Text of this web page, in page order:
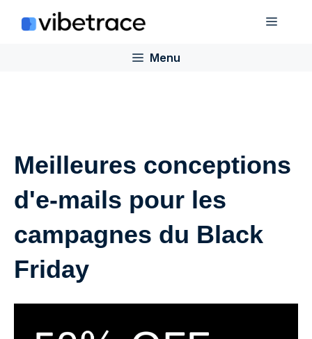
Menu
Menu
Meilleures conceptions
d'e-mails pour les
campagnes du Black
Friday